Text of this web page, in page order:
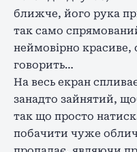
ближче, його рука
так само
неймовірно красиве,
говорить…
На весь екран
занадто зайнятий,
так що просто
побачити чуже